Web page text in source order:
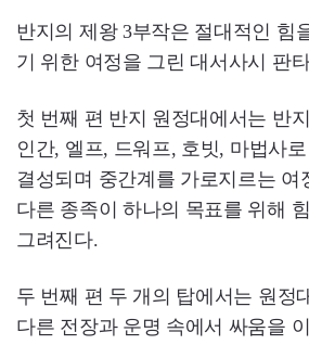
반지의 제왕 3부작은 절대적인 힘
기 위한 여정을 그린 대서사시 판
첫 번째 편 반지 원정대에서는 반
인간, 엘프, 드워프, 호빗, 마법사
결성되며 중간계를 가로지르는 여
다른 종족이 하나의 목표를 위해
그려진다.
두 번째 편 두 개의 탑에서는 원정
다른 전장과 운명 속에서 싸움을